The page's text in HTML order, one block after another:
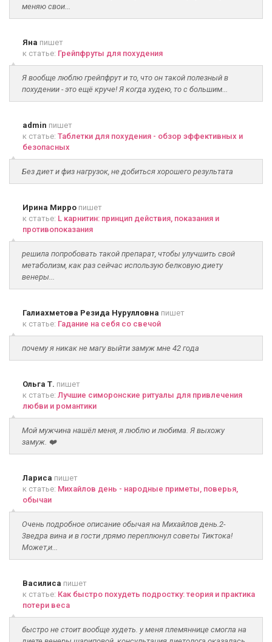
меняю свои...
Яна пишет
к статье: Грейпфруты для похудения
Я вообще люблю грейпфрут и то, что он такой полезный в
похудении - это ещё круче! Я когда худею, то с большим...
admin пишет
к статье: Таблетки для похудения - обзор эффективных и
безопасных
Без диет и физ нагрузок, не добиться хорошего результата
Ирина Мирро пишет
к статье: L карнитин: принцип действия, показания и
противопоказания
решила попробовать такой препарат, чтобы улучшить свой
метаболизм, как раз сейчас использую белковую диету
венеры...
Галиахметова Резида Нурулловна пишет
к статье: Гадание на себя со свечой
почему я никак не магу выйти замуж мне 42 года
Ольга Т. пишет
к статье: Лучшие симоронские ритуалы для привлечения
любви и романтики
Мой мужчина нашёл меня, я люблю и любима. Я выхожу
замуж. ❤️
Лариса пишет
к статье: Михайлов день - народные приметы, поверья,
обычаи
Очень подробное описание обычая на Михайлов день.2-
3ведра вина и в гости ,прямо переплюнул советы Тиктока!
Может,и...
Василиса пишет
к статье: Как быстро похудеть подростку: теория и практика
потери веса
быстро не стоит вообще худеть. у меня племяннице смогла на